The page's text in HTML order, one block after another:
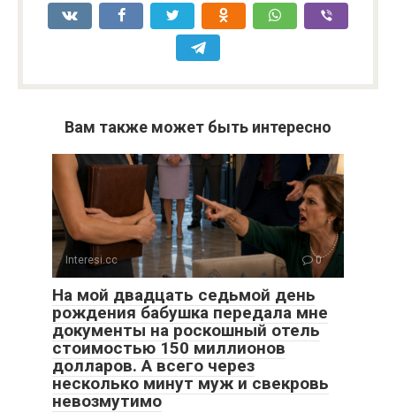
Вам также может быть интересно
Interesi.cc 0
На мой двадцать седьмой день
рождения бабушка передала мне
документы на роскошный отель
стоимостью 150 миллионов
долларов. А всего через
несколько минут муж и свекровь
невозмутимо